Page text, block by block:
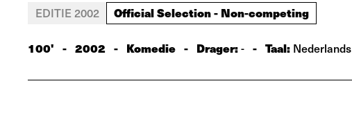
EDITIE 2002 Official Selection - Non-competing
100' - 2002 - Komedie - Drager:- - Taal: Nederlands